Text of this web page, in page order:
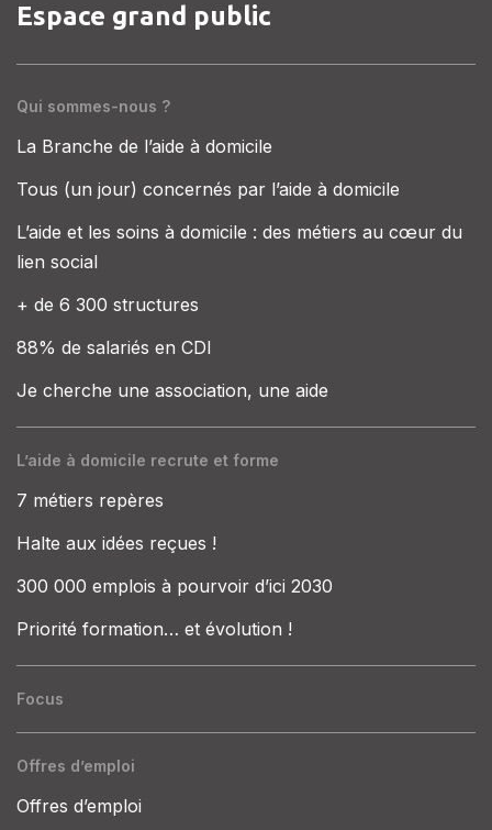
Espace grand public
Qui sommes-nous ?
La Branche de l’aide à domicile
Tous (un jour) concernés par l’aide à domicile
L’aide et les soins à domicile : des métiers au cœur du
lien social
+ de 6 300 structures
88% de salariés en CDI
Je cherche une association, une aide
L’aide à domicile recrute et forme
7 métiers repères
Halte aux idées reçues !
300 000 emplois à pourvoir d’ici 2030
Priorité formation… et évolution !
Focus
Offres d’emploi
Offres d’emploi